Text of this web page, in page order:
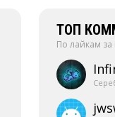
ТОП
По лайкам